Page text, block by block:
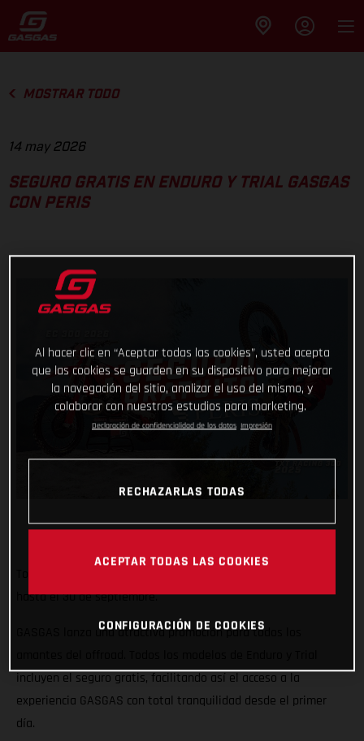
MOSTRAR TODO
14 may 2026
SEGURO GRATIS EN ENDURO Y TRIAL GASGAS
CON PERIS
hasta el 30 de septiembre.
GASGAS lanza una atractiva promoción para todos los
incluyen el seguro gratis, facilitando así el acceso a la
experiencia GASGAS con total tranquilidad desde el primer
día.
Al hacer clic en “Aceptar todas las cookies”, usted acepta
que las cookies se guarden en su dispositivo para mejorar
la navegación del sitio, analizar el uso del mismo, y
colaborar con nuestros estudios para marketing.
Declaración de confidencialidad de los datos Impresión
RECHAZARLAS TODAS
ACEPTAR TODAS LAS COOKIES
CONFIGURACIÓN DE COOKIES